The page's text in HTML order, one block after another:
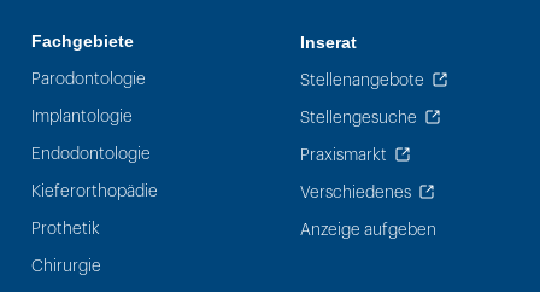
Fachgebiete
Parodontologie
Implantologie
Endodontologie
Kieferorthopädie
Prothetik
Chirurgie
Inserat
Stellenangebote
Stellengesuche
Praxismarkt
Verschiedenes
Anzeige aufgeben